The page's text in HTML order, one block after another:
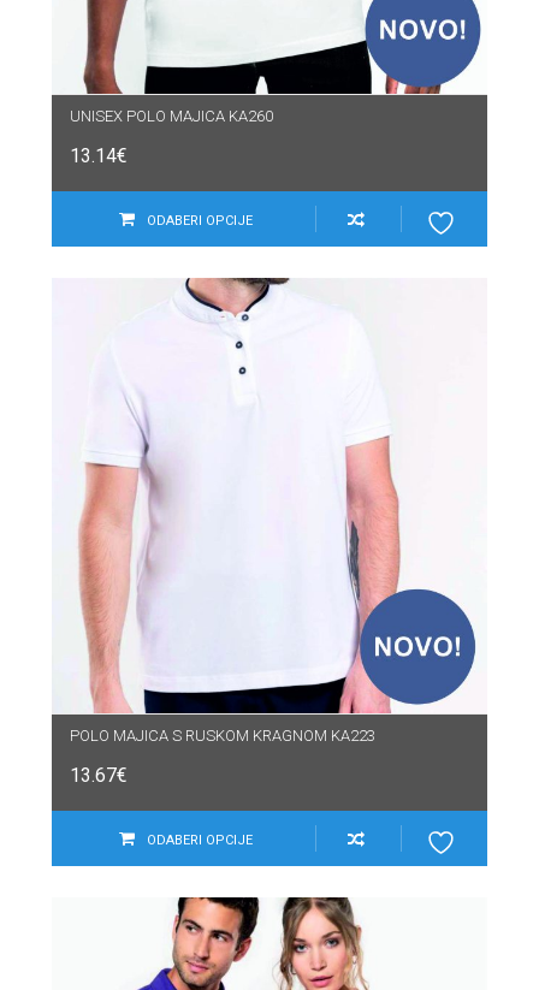
UNISEX POLO MAJICA KA260
13.14€
ODABERI OPCIJE
POLO MAJICA S RUSKOM KRAGNOM KA223
13.67€
ODABERI OPCIJE